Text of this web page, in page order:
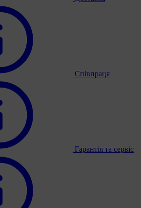
Співпраця
Гарантія та сервіс